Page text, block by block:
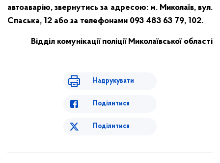
автоаварію, звернутись за адресою: м. Миколаїв, вул.
Спаська, 12 або за телефонами 093 483 63 79, 102.
Відділ комунікації поліції Миколаївської області
Надрукувати
Поділитися
Поділитися